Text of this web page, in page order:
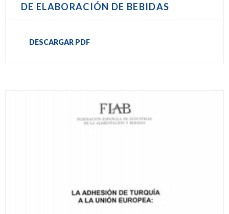
DE ELABORACIÓN DE BEBIDAS
DESCARGAR PDF